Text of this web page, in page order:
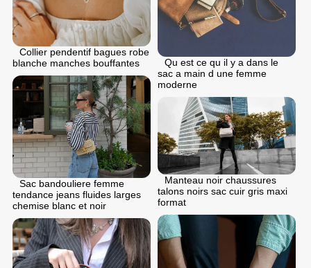
Collier pendentif bagues robe
blanche manches bouffantes
Qu est ce qu il y a dans le
sac a main d une femme
moderne
Sac bandouliere femme
tendance jeans fluides larges
chemise blanc et noir
Manteau noir chaussures
talons noirs sac cuir gris maxi
format